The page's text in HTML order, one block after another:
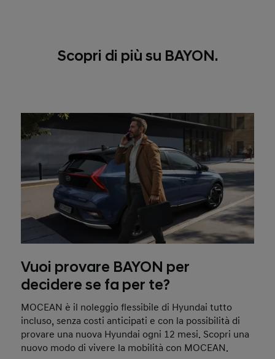
Scopri di più su BAYON.
Vuoi provare BAYON per
decidere se fa per te?
MOCEAN è il noleggio flessibile di Hyundai tutto
incluso, senza costi anticipati e con la possibilità di
provare una nuova Hyundai ogni 12 mesi. Scopri una
nuovo modo di vivere la mobilità con MOCEAN.